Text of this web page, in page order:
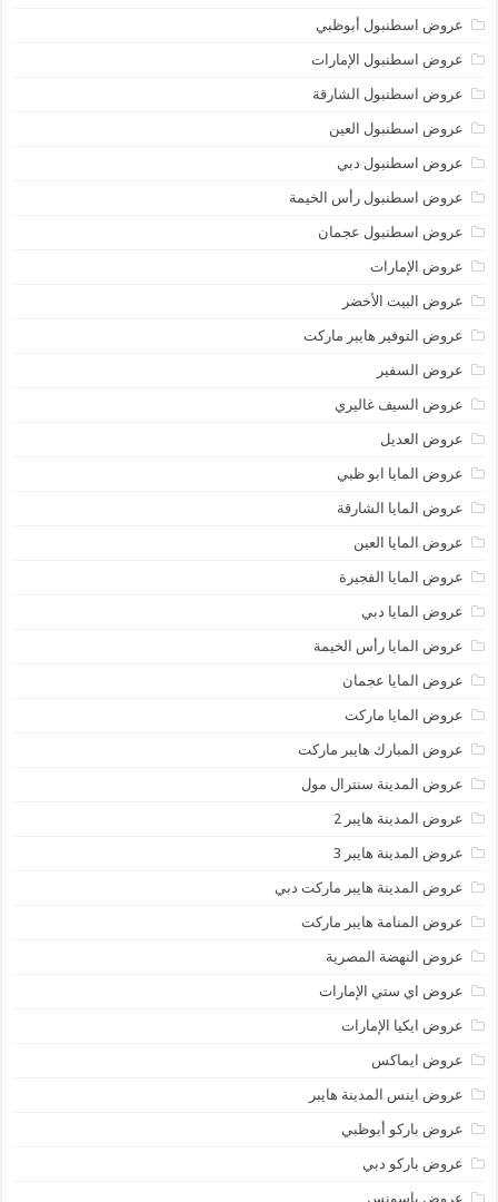
عروض اسطنبول أبوظبي
عروض اسطنبول الإمارات
عروض اسطنبول الشارقة
عروض اسطنبول العين
عروض اسطنبول دبي
عروض اسطنبول رأس الخيمة
عروض اسطنبول عجمان
عروض الإمارات
عروض البيت الأخضر
عروض التوفير هايبر ماركت
عروض السفير
عروض السيف غاليري
عروض العديل
عروض المايا ابو ظبي
عروض المايا الشارقة
عروض المايا العين
عروض المايا الفجيرة
عروض المايا دبي
عروض المايا رأس الخيمة
عروض المايا عجمان
عروض المايا ماركت
عروض المبارك هايبر ماركت
عروض المدينة سنترال مول
عروض المدينة هايبر 2
عروض المدينة هايبر 3
عروض المدينة هايبر ماركت دبي
عروض المنامة هايبر ماركت
عروض النهضة المصرية
عروض اي ستي الإمارات
عروض ايكيا الإمارات
عروض ايماكس
عروض اينس المدينة هايبر
عروض باركو أبوظبي
عروض باركو دبي
عروض باسونس